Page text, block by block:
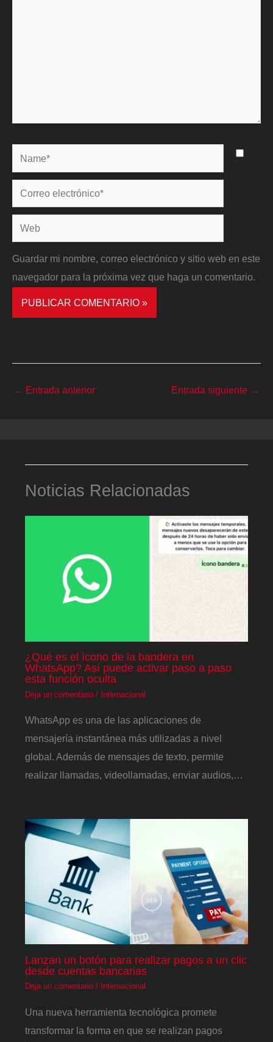
Name*
Correo
electrónico*
Web
Guardar mi nombre, correo electrónico y sitio web en este
navegador para la próxima vez que haga un comentario.
← Entrada anterior Entrada siguiente →
Noticias Relacionadas
¿Qué es el ícono de la bandera en
WhatsApp? Así puede activar paso a paso
esta función oculta
Deja un comentario / Internacional
WhatsApp es una de las aplicaciones de
mensajería instantánea más utilizadas a nivel
global. Además de mensajes de texto, permite
realizar llamadas, videollamadas, enviar audios,…
Lanzan un botón para realizar pagos a un clic
desde cuentas bancarias
Deja un comentario / Internacional
Una nueva herramienta tecnológica promete
transformar la forma en que se realizan pagos